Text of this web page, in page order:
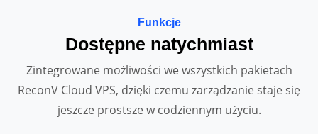
Funkcje
Dostępne natychmiast
Zintegrowane możliwości we wszystkich pakietach
ReconV Cloud VPS, dzięki czemu zarządzanie staje się
jeszcze prostsze w codziennym użyciu.